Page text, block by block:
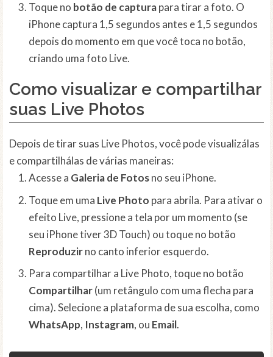
Toque no botão de capturapara tirar a foto. O
iPhone captura 1,5 segundos antes e 1,5 segundos
depois do momento em que você toca no botão,
criando uma foto Live.
Como visualizar e compartilhar
suas Live Photos
Depois de tirar suas Live Photos, você pode visualizálas
e compartilhálas de várias maneiras:
Acesse a Galeria de Fotosno seu iPhone.
Toque em uma Live Photo para abrila. Para ativar o
efeito Live, pressione a tela por um momento (se
seu iPhone tiver 3D Touch) ou toque no botão
Reproduzirno canto inferior esquerdo.
Para compartilhar a Live Photo, toque no botão
Compartilhar(um retângulo com uma flecha para
cima). Selecione a plataforma de sua escolha, como
WhatsApp, Instagram, ou Email.